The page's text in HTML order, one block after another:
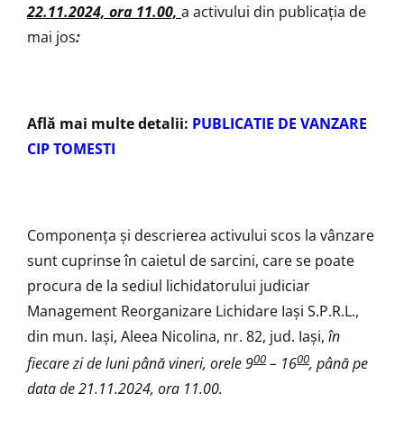
22.11.2024, ora 11.00, a activului din publicația de
mai jos:
Află mai multe detalii: PUBLICATIE DE VANZARE
CIP TOMESTI
Componenţa şi descrierea activului scos la vânzare
sunt cuprinse în caietul de sarcini, care se poate
procura de la sediul lichidatorului judiciar
Management Reorganizare Lichidare Iaşi S.P.R.L.,
din mun. Iaşi, Aleea Nicolina, nr. 82, jud. Iaşi, în
fiecare zi de luni până vineri, orele 900 – 1600, până pe
data de 21.11.2024, ora 11.00.